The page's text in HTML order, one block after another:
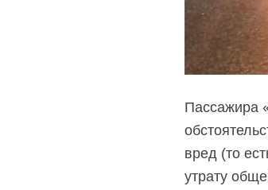
Пассажира
вред (то
утрату